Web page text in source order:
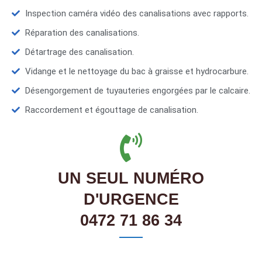
Inspection caméra vidéo des canalisations avec rapports.
Réparation des canalisations.
Détartrage des canalisation.
Vidange et le nettoyage du bac à graisse et hydrocarbure.
Désengorgement de tuyauteries engorgées par le calcaire.
Raccordement et égouttage de canalisation.
UN SEUL NUMÉRO
D'URGENCE
0472 71 86 34